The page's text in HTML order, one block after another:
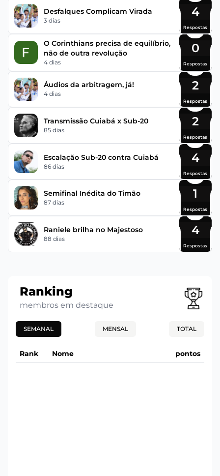
Desfalques Complicam Virada
3 dias
4
Respostas
O Corinthians precisa de equilíbrio,
não de outra revolução
4 dias
0
Respostas
Áudios da arbitragem, já!
4 dias
2
Respostas
Transmissão Cuiabá x Sub-20
85 dias
2
Respostas
Escalação Sub-20 contra Cuiabá
86 dias
4
Respostas
Semifinal Inédita do Timão
87 dias
1
Respostas
Raniele brilha no Majestoso
88 dias
4
Respostas
Ranking
membros em destaque
SEMANAL MENSAL TOTAL
Rank Nome pontos